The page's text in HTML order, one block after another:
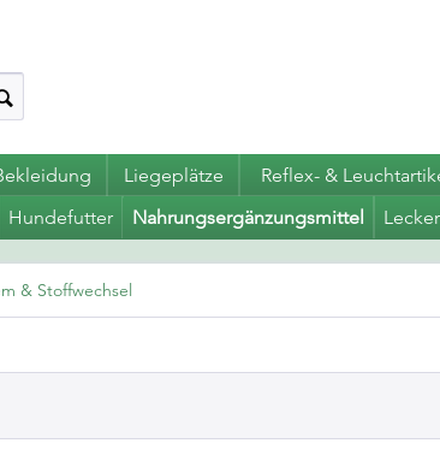
Liegeplätze Reflex- &
Hundefutter Nahrungsergänzungsmittel
& Stoffwechsel